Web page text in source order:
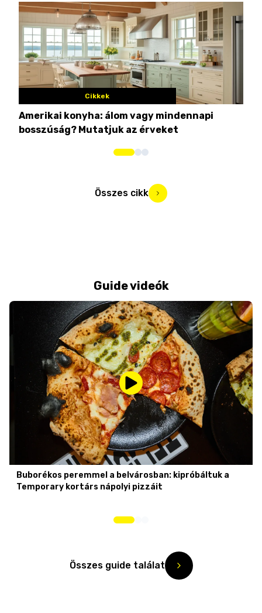
Cikkek
Amerikai konyha: álom vagy mindennapi
bosszúság? Mutatjuk az érveket
Összes cikk
Guide videók
Buborékos peremmel a belvárosban: kipróbáltuk a
Temporary kortárs nápolyi pizzáit
Összes guide találat